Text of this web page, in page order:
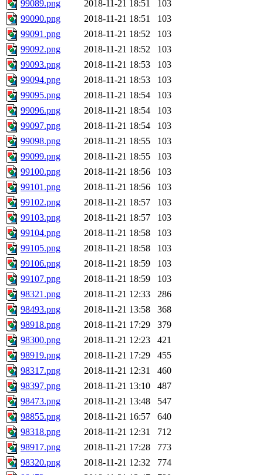
99089.png 2018-11-21 18:51
103
99090.png
2018-11-21 18:51
103
99091.png
2018-11-21 18:52
103
99092.png
2018-11-21 18:52
103
99093.png
2018-11-21 18:53
103
99094.png
2018-11-21 18:53
103
99095.png
2018-11-21 18:54
103
99096.png
2018-11-21 18:54
103
99097.png
2018-11-21 18:54
103
99098.png
2018-11-21 18:55
103
99099.png
2018-11-21 18:55
103
99100.png
2018-11-21 18:56
103
99101.png
2018-11-21 18:56
103
99102.png
2018-11-21 18:57
103
99103.png
2018-11-21 18:57
103
99104.png
2018-11-21 18:58
103
99105.png
2018-11-21 18:58
103
99106.png
2018-11-21 18:59
103
99107.png
2018-11-21 18:59
103
98321.png
2018-11-21 12:33
286
98493.png
2018-11-21 13:58
368
98918.png
2018-11-21 17:29
379
98300.png
2018-11-21 12:23
421
98919.png
2018-11-21 17:29
455
98317.png
2018-11-21 12:31
460
98397.png
2018-11-21 13:10
487
98473.png
2018-11-21 13:48
547
98855.png
2018-11-21 16:57
640
98318.png
2018-11-21 12:31
712
98917.png
2018-11-21 17:28
773
98320.png
2018-11-21 12:32
774